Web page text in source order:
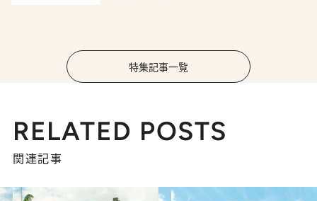
特集記事一覧
RELATED POSTS
関連記事